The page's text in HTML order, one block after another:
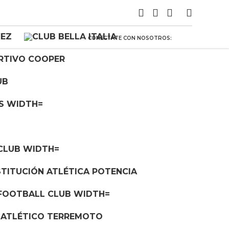
CONECTATE CON NOSOTROS: